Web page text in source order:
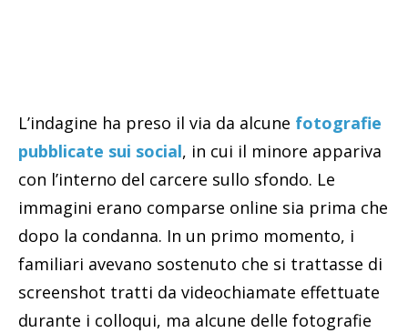
L’indagine ha preso il via da alcune fotografie
pubblicate sui social, in cui il minore appariva
con l’interno del carcere sullo sfondo. Le
immagini erano comparse online sia prima che
dopo la condanna. In un primo momento, i
familiari avevano sostenuto che si trattasse di
screenshot tratti da videochiamate effettuate
durante i colloqui, ma alcune delle fotografie